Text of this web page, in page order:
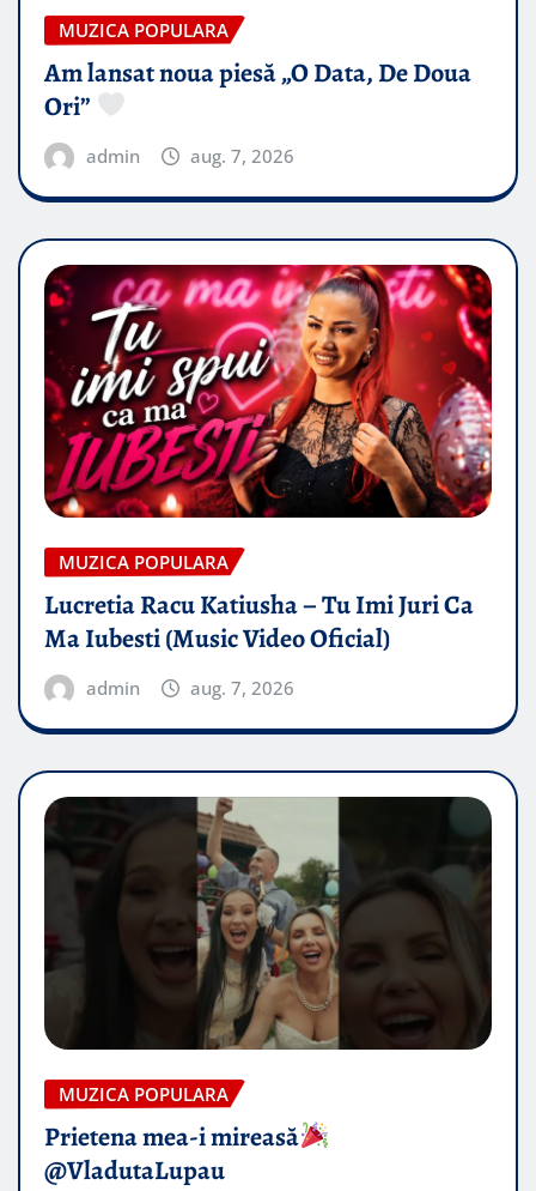
MUZICA POPULARA
Am lansat noua piesă „O Data, De Doua
Ori”
admin aug. 7, 2026
MUZICA POPULARA
Lucretia Racu Katiusha – Tu Imi Juri Ca
Ma Iubesti (Music Video Oficial)
admin aug. 7, 2026
MUZICA POPULARA
Prietena mea-i mireasă​
@VladutaLupau